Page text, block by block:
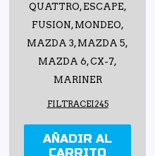
QUATTRO, ESCAPE,
FUSION, MONDEO,
MAZDA 3, MAZDA 5,
MAZDA 6, CX-7,
MARINER
FILTRACEI245
AÑADIR AL
CARRITO